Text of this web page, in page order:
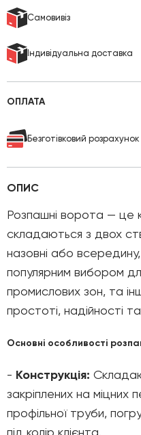
Cамовивіз
Індивідуальна доставка
ОПЛАТА
Безготівковий розрахунок
ОПИС
Розпашні ворота — це
складаються з двох
назовні або
популярним вибором
промислових зон, та
простоті, надійності
Основні особливості
- Конструкція:
закріплених на міцних
профільної труби,
під колір клієнта.